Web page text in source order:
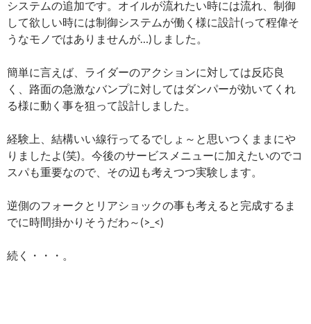
システムの追加です。オイルが流れたい時には流れ、制御
して欲しい時には制御システムが働く様に設計(って程偉そ
うなモノではありませんが…)しました。
簡単に言えば、ライダーのアクションに対しては反応良
く、路面の急激なバンプに対してはダンパーが効いてくれ
る様に動く事を狙って設計しました。
経験上、結構いい線行ってるでしょ～と思いつくままにや
りましたよ(笑)。今後のサービスメニューに加えたいのでコ
スパも重要なので、その辺も考えつつ実験します。
逆側のフォークとリアショックの事も考えると完成するま
でに時間掛かりそうだわ～(>_<)
続く・・・。